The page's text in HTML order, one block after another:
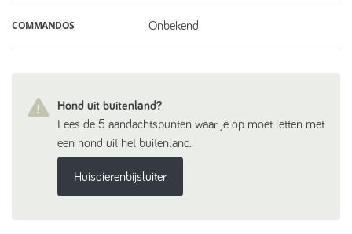
COMMANDOS Onbekend
Hond uit buitenland?
Lees de 5 aandachtspunten waar je op moet letten met
een hond uit het buitenland.
Huisdierenbijsluiter